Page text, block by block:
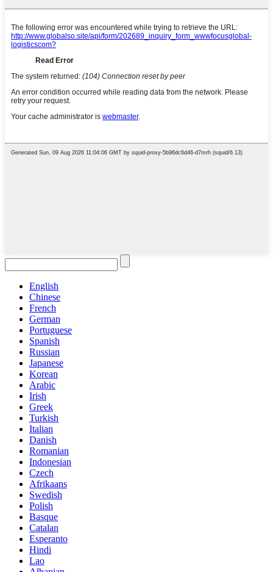
English
Chinese
French
German
Portuguese
Spanish
Russian
Japanese
Korean
Arabic
Irish
Greek
Turkish
Italian
Danish
Romanian
Indonesian
Czech
Afrikaans
Swedish
Polish
Basque
Catalan
Esperanto
Hindi
Lao